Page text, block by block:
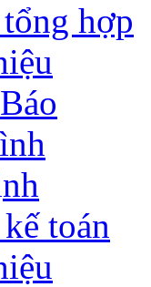
hợp
toán